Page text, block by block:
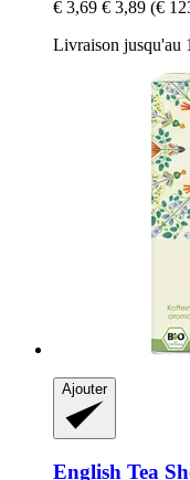
€ 3,69 € 3,89 (€
Livraison jusqu'au
Ajouter
English Tea